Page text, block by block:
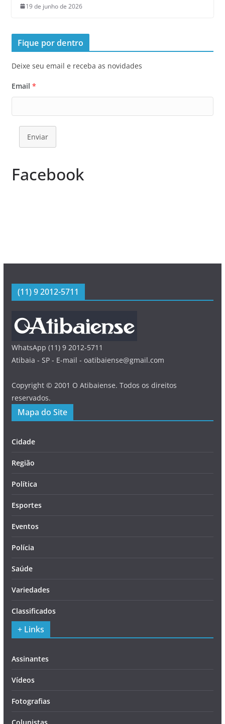
19 de junho de 2026
Fique por dentro
Deixe seu email e receba as novidades
Email *
Enviar
Facebook
(11) 9 2012-5711
WhatsApp (11) 9 2012-5711
Atibaia - SP - E-mail - oatibaiense@gmail.com
Copyright © 2001 O Atibaiense. Todos os direitos
reservados.
Mapa do Site
Cidade
Região
Política
Esportes
Eventos
Polícia
Saúde
Variedades
Classificados
+ Links
Assinantes
Vídeos
Fotografias